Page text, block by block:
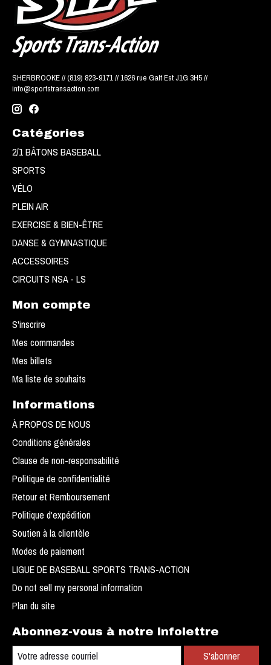
SHERBROOKE // (819) 823-9171 // 1626 rue Galt Est J1G 3H5 //
info@sportstransaction.com
Catégories
2/1 BÂTONS BASEBALL
SPORTS
VÉLO
PLEIN AIR
EXERCISE & BIEN-ÊTRE
DANSE & GYMNASTIQUE
ACCESSOIRES
CIRCUITS NSA - LS
Mon compte
S'inscrire
Mes commandes
Mes billets
Ma liste de souhaits
Informations
À PROPOS DE NOUS
Conditions générales
Clause de non-responsabilité
Politique de confidentialité
Retour et Remboursement
Politique d'expédition
Soutien à la clientèle
Modes de paiement
LIGUE DE BASEBALL SPORTS TRANS-ACTION
Do not sell my personal information
Plan du site
Abonnez-vous à notre infolettre
S'abonner